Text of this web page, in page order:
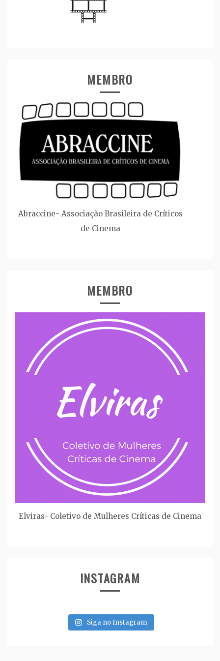
MEMBRO
Abraccine- Associação Brasileira de Críticos
de Cinema
MEMBRO
Elviras- Coletivo de Mulheres Críticas de Cinema
INSTAGRAM
Siga no Instagram